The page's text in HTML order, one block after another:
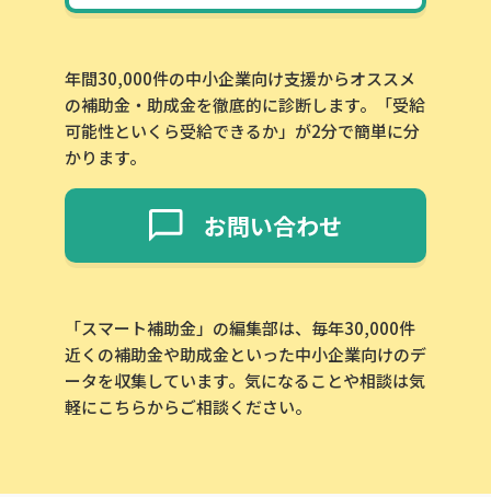
年間30,000件の中小企業向け支援からオススメ
の補助金・助成金を徹底的に診断します。「受給
可能性といくら受給できるか」が2分で簡単に分
かります。
お問い合わせ
「スマート補助金」の編集部は、毎年30,000件
近くの補助金や助成金といった中小企業向けのデ
ータを収集しています。気になることや相談は気
軽にこちらからご相談ください。